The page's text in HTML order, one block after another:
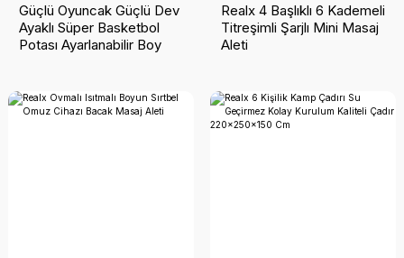
Güçlü Oyuncak Güçlü Dev
Ayaklı Süper Basketbol
Potası Ayarlanabilir Boy
Realx 4 Başlıklı 6 Kademeli
Titreşimli Şarjlı Mini Masaj
Aleti